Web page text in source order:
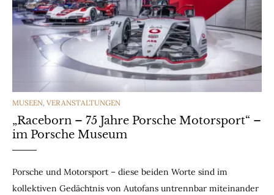
CATEGORIES
MUSEEN, VERANSTALTUNGEN
„Raceborn – 75 Jahre Porsche Motorsport“ –
im Porsche Museum
Porsche und Motorsport – diese beiden Worte sind im
kollektiven Gedächtnis von Autofans untrennbar miteinander